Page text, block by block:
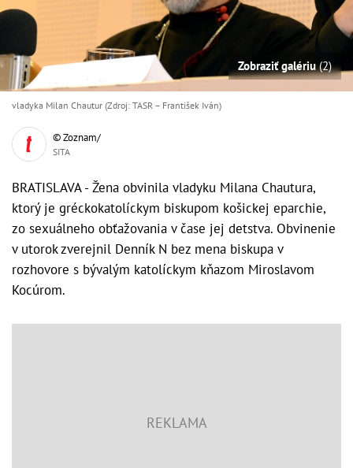
Zobraziť galériu(2)
vladyka Milan Chautur (Zdroj: TASR – František Iván)
© Zoznam/
SITA
BRATISLAVA - Žena obvinila vladyku Milana Chautura,
ktorý je gréckokatolíckym biskupom košickej eparchie,
zo sexuálneho obťažovania v čase jej detstva. Obvinenie
v utorok zverejnil Denník N bez mena biskupa v
rozhovore s bývalým katolíckym kňazom Miroslavom
Kocúrom.